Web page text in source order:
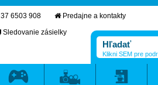
6503 908
Predajne a kontakty
Sledovanie zásielky
Klikni SEM pre